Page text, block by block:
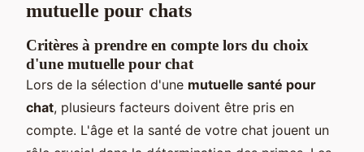
mutuelle pour chats
Critères à prendre en compte lors du choix
d'une mutuelle pour chat
Lors de la sélection d'une mutuelle santé pour
chat, plusieurs facteurs doivent être pris en
compte. L'âge et la santé de votre chat jouent un